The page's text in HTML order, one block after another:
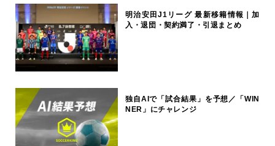
明治安田J1リーグ 最新移籍情報｜加
入・退団・契約満了・引退まとめ
独自AIで「試合結果」を予想／「WIN
NER」にチャレンジ